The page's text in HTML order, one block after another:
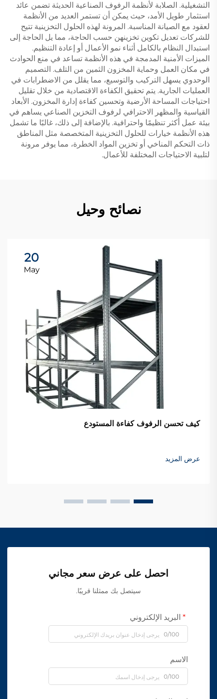
التشغيلية. الصلابة لأنظمة الرفوف الصناعية الحديثة تضمن عائد
استثمار طويل الأمد، حيث يمكن أن تستمر العديد من الأنظمة
لعقود مع الصيانة المناسبة. المرونة لهذه الحلول التخزينية تتيح
للشركات تعديل تكوين تخزينهن حسب الحاجة، مما يل الحاجة إلى
استبدال النظام بالكامل أثناء نمو الأعمال أو إعادة التنظيم.
الميزات الأمنية المدمجة في هذه الأنظمة تساعد في منع الحوادث
في مكان العمل وحماية المخزون الثمين من التلف. التصميم
الوحدوي يسهل التركيب والتوسيع، مما يقلل من الاضطرابات في
العمليات الجارية. يتم تحقيق الكفاءة الاقتصادية من خلال تقليل
احتياجات المساحة الأرضية وتحسين كفاءة إدارة المخزون. الأبعاد
القياسية والمظهر الاحترافي لرفوف التخزين الصناعي يساهم في
بيئة عمل أكثر تنظيمًا واحترافية. بالإضافة إلى ذلك، غالبًا ما تشمل
هذه الأنظمة خيارات للحلول التخزينية المتخصصة مثل المناطق
ذات التحكم المناخي أو تخزين المواد الخطرة، مما يوفر مرونة
لتلبية الاحتياجات المختلفة للأعمال.
نصائح وحيل
20
May
كيف تحسن الرفوف كفاءة المستودع
عرض المزيد
احصل على عرض سعر مجاني
سيتصل بك ممثلنا قريبًا.
البريد الإلكتروني
0/100
الاسم
0/100